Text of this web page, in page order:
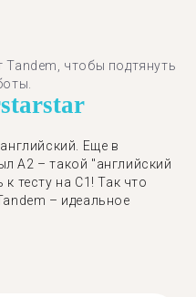
Tandem, чтобы подтянуть
starstar
Еще в
A2 – такой "английский
тесту на C1! Так что
– идеальное